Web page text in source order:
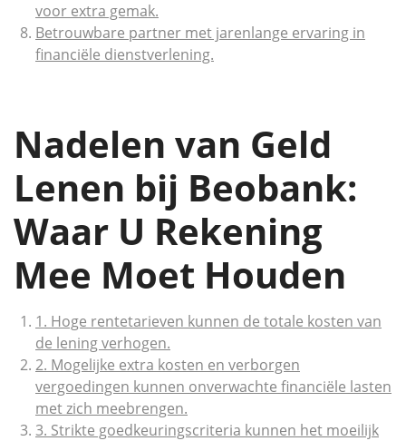
voor extra gemak.
Betrouwbare partner met jarenlange ervaring in
financiële dienstverlening.
Nadelen van Geld
Lenen bij Beobank:
Waar U Rekening
Mee Moet Houden
1. Hoge rentetarieven kunnen de totale kosten van
de lening verhogen.
2. Mogelijke extra kosten en verborgen
vergoedingen kunnen onverwachte financiële lasten
met zich meebrengen.
3. Strikte goedkeuringscriteria kunnen het moeilijk